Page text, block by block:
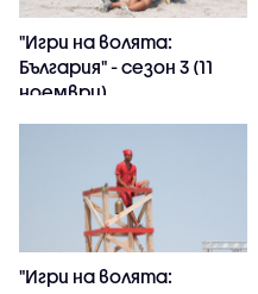
"Игри на волята:
България" - сезон 3 (11
ноември)
"Игри на волята: